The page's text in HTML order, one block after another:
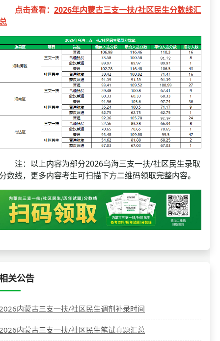
点击查看： 2026年内蒙古三支一扶/社区民生分数线汇
：以上内容为部分2026乌海三支一扶/社区民生录取
数线，更多内容考生可扫描下方二维码领取完整内容。
关公告
内蒙古三支一扶/社区民生调剂补录时间
内蒙古三支一扶/社区民生笔试真题汇总